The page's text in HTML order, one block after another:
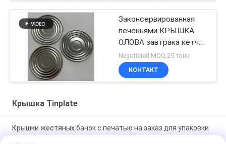
Законсервированная
печеньями КРЫШКА
ОЛОВА завтрака кетчуп
молока 200# 300#
603# 153mm
Negotiated MOQ:25 тонн
КОНТАКТ
Крышка Tinplate
Крышки жестяных банок с печатью на заказ для упаковки